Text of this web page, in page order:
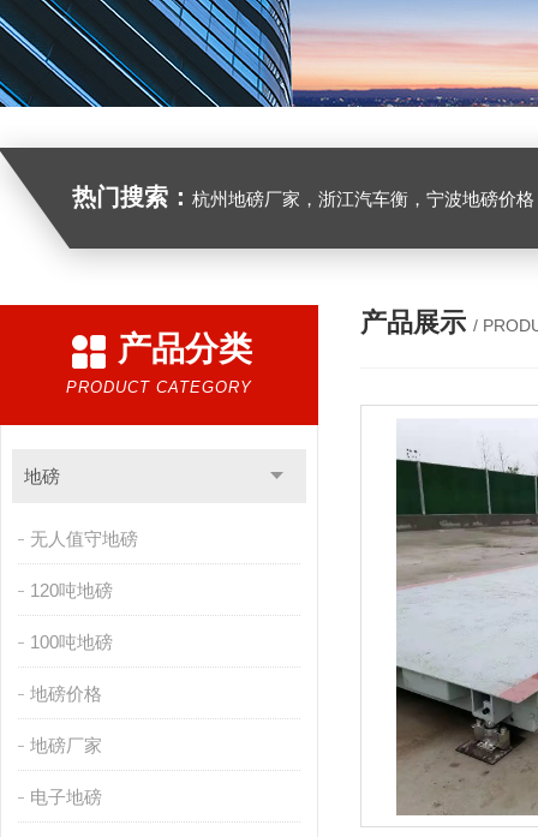
热门搜索： 杭州地磅厂家，浙江汽车衡，宁波地磅价格，浙江地
产品分类
PRODUCT CATEGORY
地磅
无人值守地磅
120吨地磅
100吨地磅
地磅价格
地磅厂家
电子地磅
产品展示 /